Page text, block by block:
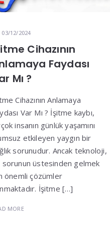
03/12/2024
Cihazının
Faydası
Mı ?
Cihazının Anlamaya
Var Mı ? İşitme kaybı,
insanın günlük yaşamını
etkileyen yaygın bir
sorunudur. Ancak teknoloji,
sorunun üstesinden gelmek
önemli çözümler
İşitme […]
MORE